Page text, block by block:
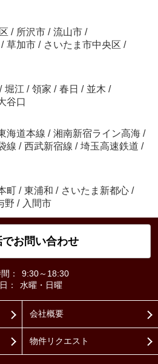
/ 所沢市 / 流山市 /
/ 草加市 / さいたま市中央区 /
/ 堀江 / 領家 / 春日 / 並木 /
谷口
海道本線 / 湘南新宿ライン高海 /
線 / 西武新宿線 / 埼玉高速鉄道 /
町 / 東浦和 / さいたま新都心 /
野 / 入間市
でお問い合わせ
：
9:30～18:30
：
水曜・日曜
会社概要
物件リクエスト